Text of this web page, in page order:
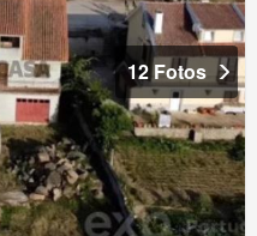
12 Fotos